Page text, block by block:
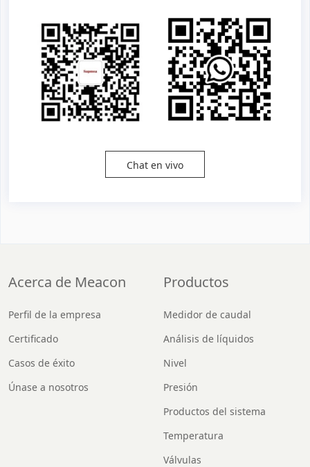
Chat en vivo
Acerca de Meacon
Perfil de la empresa
Certificado
Casos de éxito
Únase a nosotros
Productos
Medidor de caudal
Análisis de líquidos
Nivel
Presión
Productos del sistema
Temperatura
Válvulas